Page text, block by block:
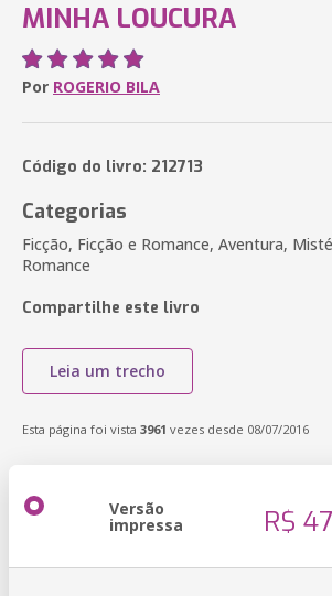
MINHA LOUCURA
Por ROGERIO BILA
Código do livro: 212713
Categorias
Ficção, Ficção e Romance, Aventura,
Romance
Compartilhe este livro
Leia um trecho
Esta página foi vista 3961 vezes desde 08/07/2016
Versão
impressa R$